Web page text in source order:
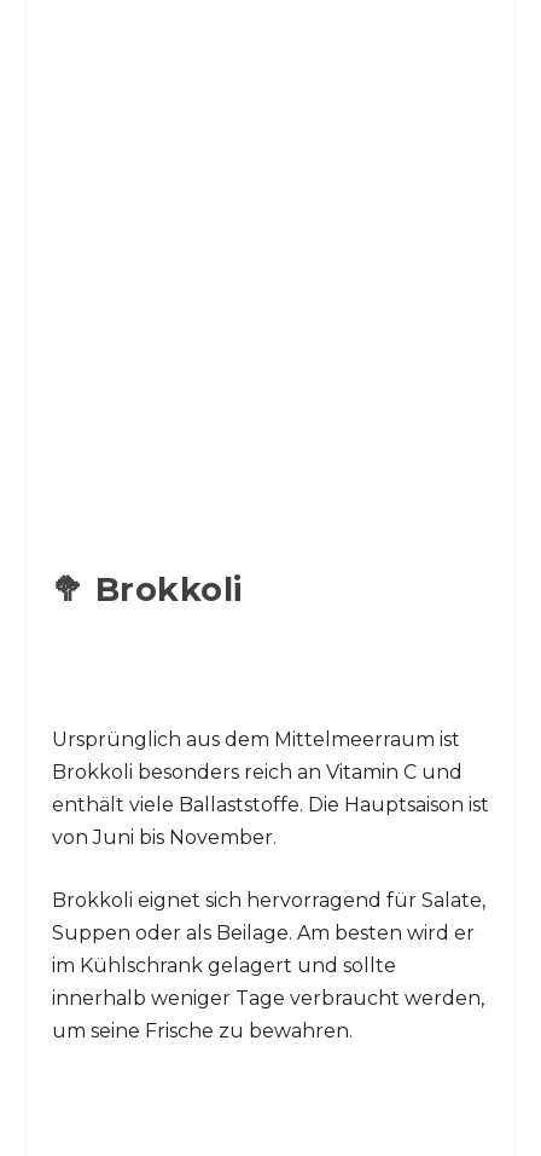
🥦 Brokkoli
Ursprünglich aus dem Mittelmeerraum ist
Brokkoli besonders reich an Vitamin C und
enthält viele Ballaststoffe. Die Hauptsaison ist
von Juni bis November.
Brokkoli eignet sich hervorragend für Salate,
Suppen oder als Beilage. Am besten wird er
im Kühlschrank gelagert und sollte
innerhalb weniger Tage verbraucht werden,
um seine Frische zu bewahren.